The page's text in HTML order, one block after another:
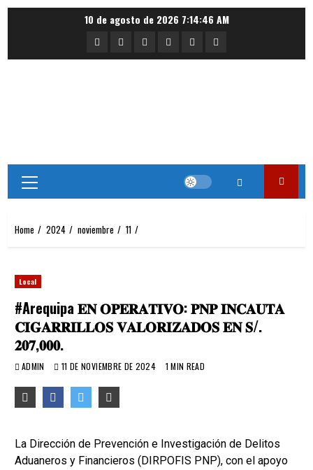
10 de agosto de 2026 7:14:46 AM
PortadaNacionalInternacional
DeportesRegional
Local
Primary
Menu
Home 2024 noviembre 11
Local
#Arequipa 𝐄𝐍 𝐎𝐏𝐄𝐑𝐀𝐓𝐈𝐕𝐎: 𝐏𝐍𝐏 𝐈𝐍𝐂𝐀𝐔𝐓𝐀
𝐂𝐈𝐆𝐀𝐑𝐑𝐈𝐋𝐋𝐎𝐒 𝐕𝐀𝐋𝐎𝐑𝐈𝐙𝐀𝐃𝐎𝐒 𝐄𝐍 𝐒/.
𝟐𝟎𝟕,𝟎𝟎𝟎.
ADMIN 11 DE NOVIEMBRE DE 2024 1 MIN READ
La Dirección de Prevención e Investigación de Delitos
Aduaneros y Financieros (DIRPOFIS PNP), con el apoyo